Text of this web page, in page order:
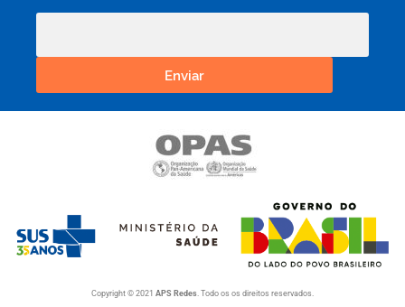
Enviar
Copyright © 2021 APS Redes . Todo os os direitos reservados.